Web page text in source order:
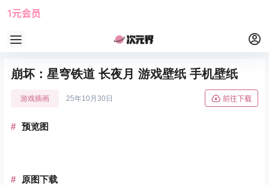
1元会员
崩坏：星穹铁道 长夜月 游戏壁纸 手机壁纸
游戏插画 25年10月30日 前往下载
预览图
原图下载